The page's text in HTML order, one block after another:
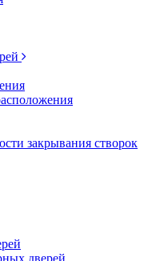
закрывания створок
дверей